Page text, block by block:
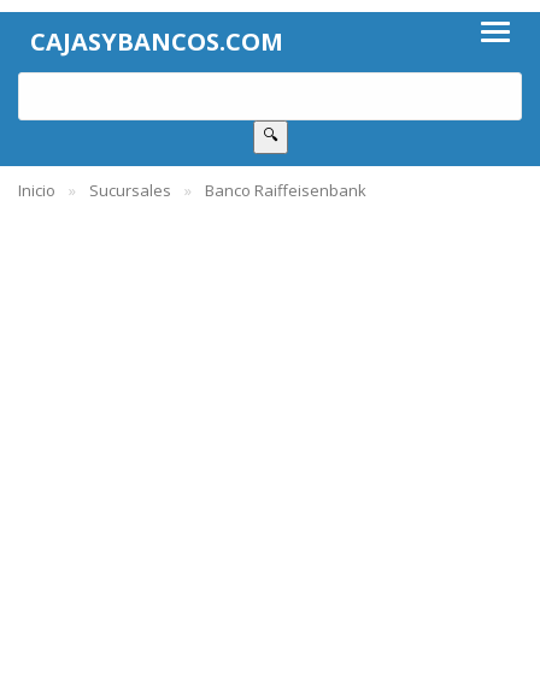
CAJASYBANCOS.COM
🔍
Inicio Sucursales Banco Raiffeisenbank